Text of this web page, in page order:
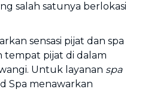
salah satunya berlokasi
sensasi pijat dan spa
tempat pijat di dalam
Untuk layanan spa
Spa menawarkan